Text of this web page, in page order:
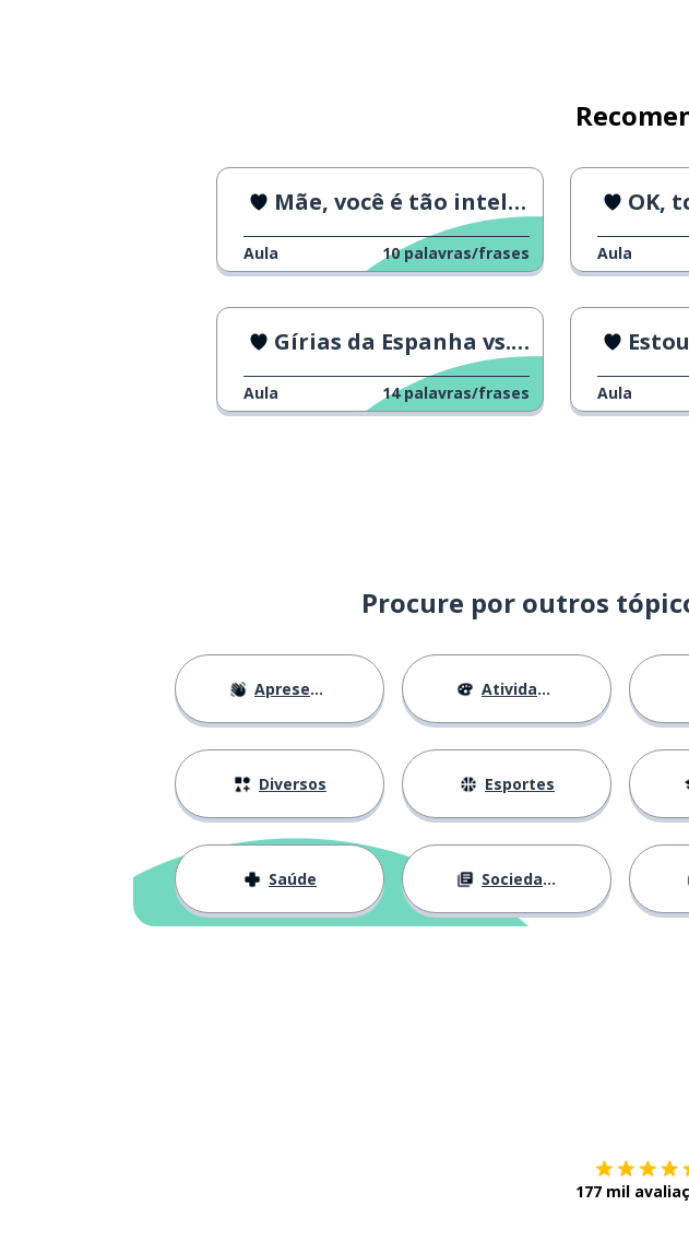
Mãe, você é tão inteligente e gentil!
Aula 10 palavras/frases
OK,
Aula
Gírias da Espanha vs. México
Aula 14 palavras/frases Aula
Procure por outros
Apresentações Atividades
Diversos Esportes
Saúde Sociedade
177 mil